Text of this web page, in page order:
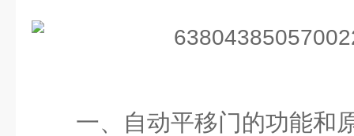
一、自动平移门的功能和